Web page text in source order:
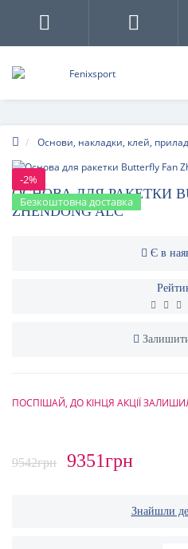
Основи, накладки, клей,
-2%
Безкоштовна доставка
ОСНОВА ДЛЯ РАКЕТКИ
ZHENDONG ALC
Є в
ПОСПІШАЙ, ДО КІНЦЯ АКЦІЇ
9542грн 9351грн
Знайшли